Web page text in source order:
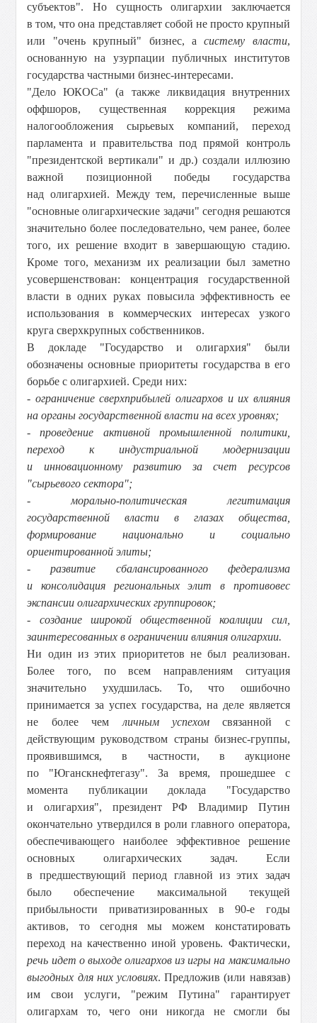
субъектов". Но сущность олигархии заключается
в том, что она представляет собой не просто крупный
или "очень крупный" бизнес, асистему власти,
основанную на узурпации публичных институтов
государства частными бизнес-интересами.
"Дело ЮКОСа" (а также ликвидация внутренних
оффшоров, существенная коррекция режима
налогообложения сырьевых компаний, переход
парламента и правительства под прямой контроль
"президентской вертикали" и др.) создали иллюзию
важной позиционной победы государства
над олигархией. Между тем, перечисленные выше
"основные олигархические задачи" сегодня решаются
значительно более последовательно, чем ранее, более
того, их решение входит в завершающую стадию.
Кроме того, механизм их реализации был заметно
усовершенствован: концентрация государственной
власти в одних руках повысила эффективность ее
использования в коммерческих интересах узкого
круга сверхкрупных собственников.
В докладе "Государство и олигархия" были
обозначены основные приоритеты государства в его
борьбе с олигархией. Среди них:
- ограничение сверхприбылей олигархов и их влияния
на органы государственной власти на всех уровнях;
- проведение активной промышленной политики,
переход к индустриальной модернизации
и инновационному развитию за счет ресурсов
"сырьевого сектора";
- морально-политическая легитимация
государственной власти в глазах общества,
формирование национально и социально
ориентированной элиты;
- развитие сбалансированного федерализма
и консолидация региональных элит в противовес
экспансии олигархических группировок;
- создание широкой общественной коалиции сил,
заинтересованных в ограничении влияния олигархии.
Ни один из этих приоритетов не был реализован.
Более того, по всем направлениям ситуация
значительно ухудшилась. То, что ошибочно
принимается за успех государства, на деле является
не более чем личным успехомсвязанной с
действующим руководством страны бизнес-группы,
проявившимся, в частности, в аукционе
по "Юганскнефтегазу". За время, прошедшее с
момента публикации доклада "Государство
и олигархия", президент РФ Владимир Путин
окончательно утвердился в роли главного оператора,
обеспечивающего наиболее эффективное решение
основных олигархических задач. Если
в предшествующий период главной из этих задач
было обеспечение максимальной текущей
прибыльности приватизированных в 90-е годы
активов, то сегодня мы можем констатировать
переход на качественно иной уровень. Фактически,
речь идет о выходе олигархов из игры на максимально
выгодных для них условиях. Предложив (или навязав)
им свои услуги, "режим Путина" гарантирует
олигархам то, чего они никогда не смогли бы